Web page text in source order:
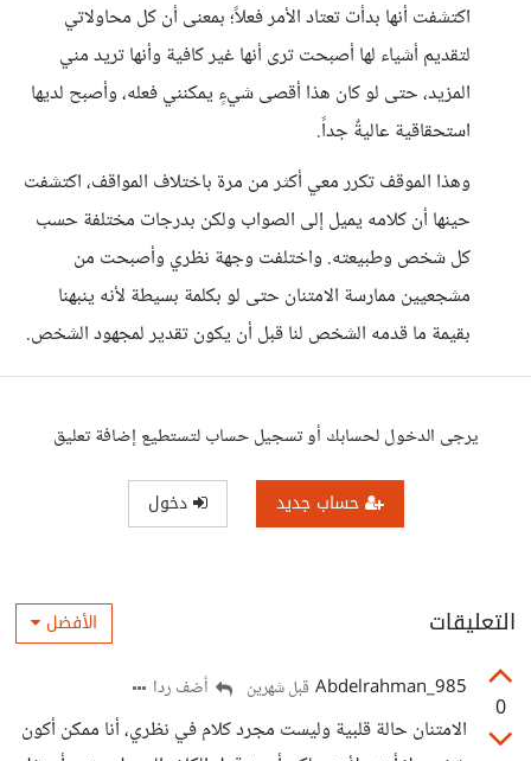
اكتشفت أنها بدأت تعتاد الأمر فعلاً؛ بمعنى أن كل محاولاتي
لتقديم أشياء لها أصبحت ترى أنها غير كافية وأنها تريد مني
المزيد، حتى لو كان هذا أقصى شيءٍ يمكنني فعله، وأصبح لديها
استحقاقية عاليةٌ جداً.
وهذا الموقف تكرر معي أكثر من مرة باختلاف المواقف، اكتشفت
حينها أن كلامه يميل إلى الصواب ولكن بدرجات مختلفة حسب
كل شخص وطبيعته. واختلفت وجهة نظري وأصبحت من
مشجعيين ممارسة الامتنان حتى لو بكلمة بسيطة لأنه ينبهنا
بقيمة ما قدمه الشخص لنا قبل أن يكون تقدير لمجهود الشخص.
يرجى الدخول لحسابك أو تسجيل حساب لتستطيع إضافة تعليق
حساب جديد دخول
التعليقات الأفضل
0
Abdelrahman_985 قبل شهرين أضف ردا
الامتنان حالة قلبية وليست مجرد كلام في نظري، أنا ممكن أكون